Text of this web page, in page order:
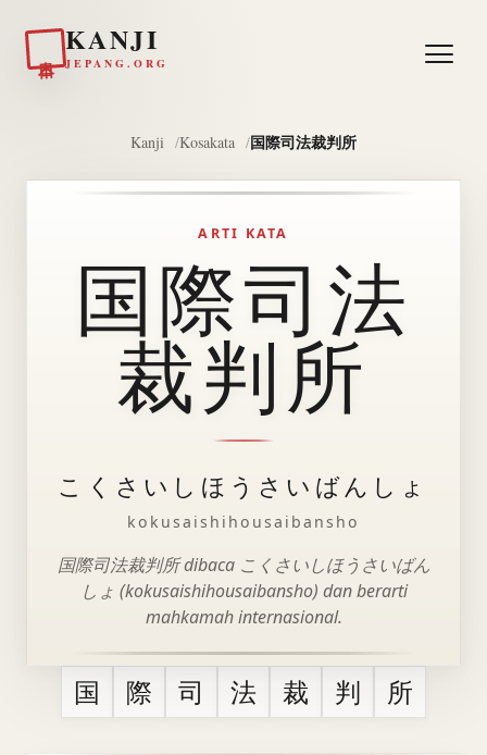
KANJI
JEPANG.ORG
Kanji Kosakata 国際司法裁判所
ARTI KATA
国際司法
裁判所
こくさいしほうさいばんしょ
kokusaishihousaibansho
国際司法裁判所 dibaca こくさいしほうさいばん
しょ (kokusaishihousaibansho) dan berarti
mahkamah internasional.
国 際 司 法 裁 判 所